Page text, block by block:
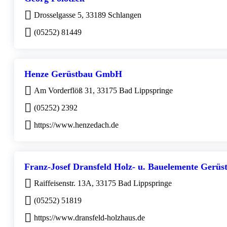
Drosselgasse 5, 33189 Schlangen
(05252) 81449
Henze Gerüstbau GmbH
Am Vorderflöß 31, 33175 Bad Lippspringe
(05252) 2392
https://www.henzedach.de
Franz-Josef Dransfeld Holz- u. Bauelemente
Raiffeisenstr. 13A, 33175 Bad Lippspringe
(05252) 51819
https://www.dransfeld-holzhaus.de